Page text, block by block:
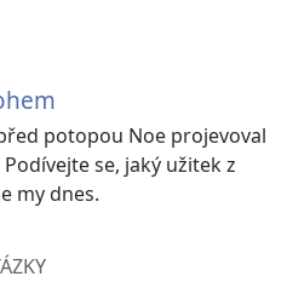
potopou Noe projevoval
se, jaký užitek z
my dnes.